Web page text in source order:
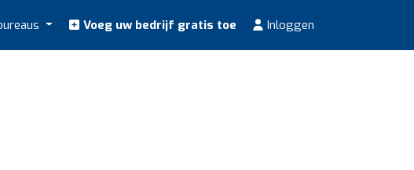
Voeg uw bedrijf gratis toe Inloggen